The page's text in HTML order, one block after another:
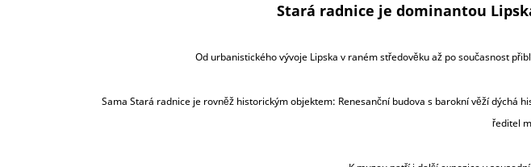
Stará radnice je dominantou
Od urbanistického vývoje Lipska v raném středověku až po současnost
Sama Stará radnice je rovněž historickým objektem: Renesanční budova s barokní věží dýchá
ředitel